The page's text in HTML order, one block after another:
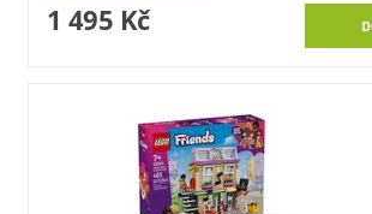
1 495 Kč